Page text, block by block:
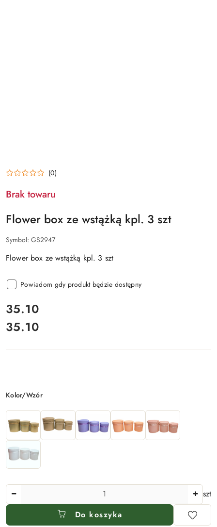
(0)
Brak towaru
Flower box ze wstążką kpl. 3 szt
Symbol: GS2947
Flower box ze wstążką kpl. 3 szt
Powiadom gdy produkt będzie dostępny
cena:
35.10
Cena:
35.10
Wariant
Kolor/Wzór
Ilość
szt
Do koszyka